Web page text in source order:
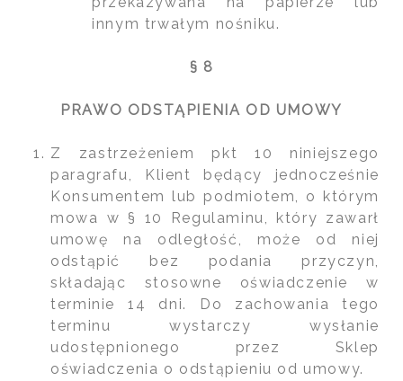
innym trwałym nośniku.
§ 8
PRAWO ODSTĄPIENIA OD UMOWY
Z zastrzeżeniem pkt 10 niniejszego
paragrafu, Klient będący jednocześnie
Konsumentem lub podmiotem, o którym
mowa w § 10 Regulaminu, który zawarł
umowę na odległość, może od niej
odstąpić bez podania przyczyn,
składając stosowne oświadczenie w
terminie 14 dni. Do zachowania tego
terminu wystarczy wysłanie
udostępnionego przez Sklep
oświadczenia o odstąpieniu od umowy.